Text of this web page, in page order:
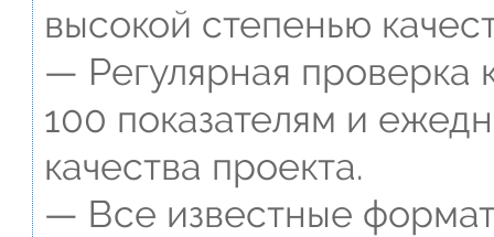
высокой степенью
— Регулярная проверка
100 показателям и
качества проекта.
— Все известные